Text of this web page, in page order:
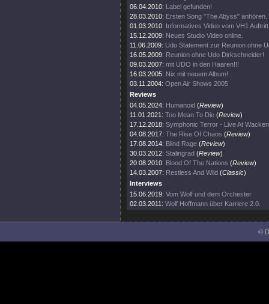
06.04.2010: Label gefunden!
28.03.2010: Ersten Song "The Abyss" anhören.
01.03.2010: Informatives Video vom VH1
15.12.2009: Neues Studio Video online.
11.06.2009: Udo Statement zur Reunion ohne
16.05.2009: Reunion ohne Udo Dirkschneider!
09.03.2007: mit UDO in den Haaren!!!
16.03.2005: Nix mit neuem Album!
03.11.2004: Open Air Shows 2005
Reviews
04.05.2024: Humanoid (Review)
11.01.2021: Too Mean To Die (Review)
17.12.2018: Symphonic Terror - Live At
04.08.2017: The Rise Of Chaos (Review)
17.08.2014: Blind Rage (Review)
30.03.2012: Stalingrad (Review)
20.08.2010: Blood Of The Nations (Review)
14.03.2007: Restless And Wild (Classic)
Interviews
15.06.2019: Vom Wolf und dem Orchester
02.03.2011: Wolf Hoffmann über Karriere 2.0.
©